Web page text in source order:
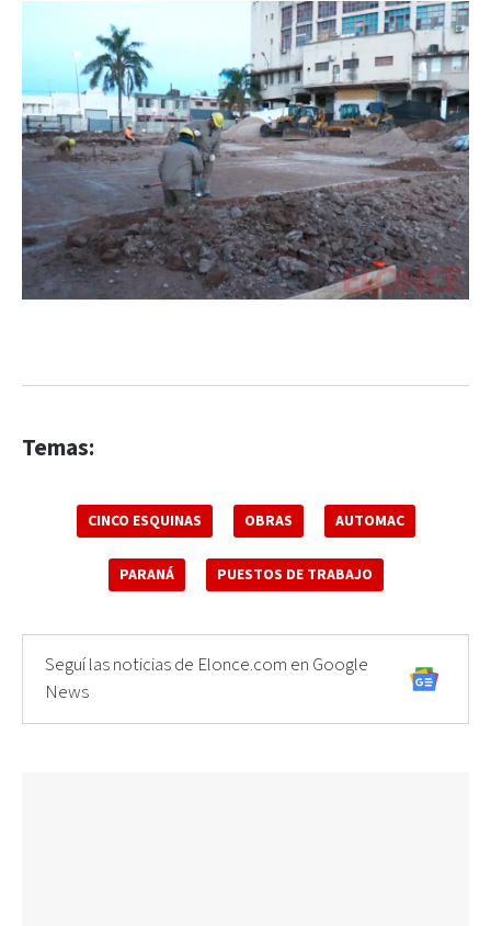
Temas:
CINCO ESQUINAS OBRAS AUTOMAC
PARANÁ PUESTOS DE TRABAJO
Seguí las noticias de Elonce.com en Google
News